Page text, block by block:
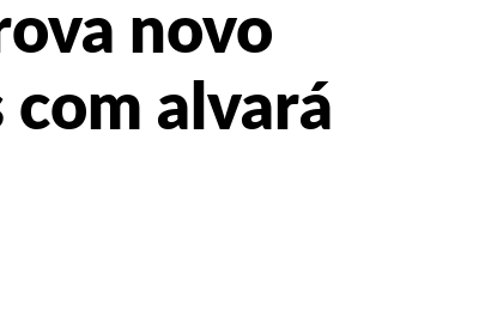
novo
com alvará